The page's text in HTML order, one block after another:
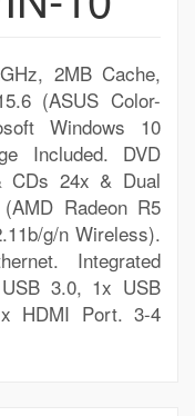
2MB Cache,
(ASUS Color-
Windows 10
Included. DVD
CDs 24x & Dual
Radeon R5
g/n Wireless).
Integrated
3.0, 1x USB
HDMI Port. 3-4